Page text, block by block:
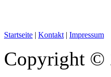
Startseite | Kontakt | Impressum
Copyright ©